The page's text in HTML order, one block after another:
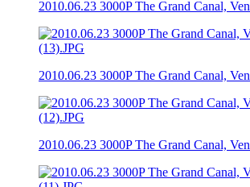
2010.06.23 3000P The Grand Canal,
2010.06.23 3000P The Grand Canal,
2010.06.23 3000P The Grand Canal,